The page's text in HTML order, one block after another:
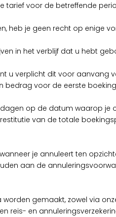
voor de betreffende
heb je geen recht op enige
in het verblijf dat u hebt
u verplicht dit voor aanvang
voor de eerste
op de datum waarop je
van de totale
je annuleert ten
aan de
gemaakt, zowel via
reis- en